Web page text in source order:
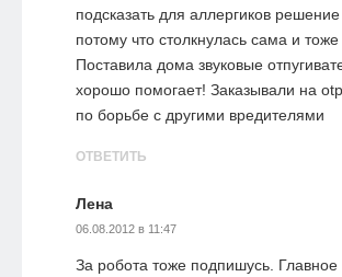
подсказать для аллергиков
потому что столкнулась сама и
Поставила дома звуковые
хорошо помогает! Заказывали на
по борьбе с другими вредителями
ОТВЕТИТЬ
Лена
06.08.2012 в 11:47
За робота тоже подпишусь.